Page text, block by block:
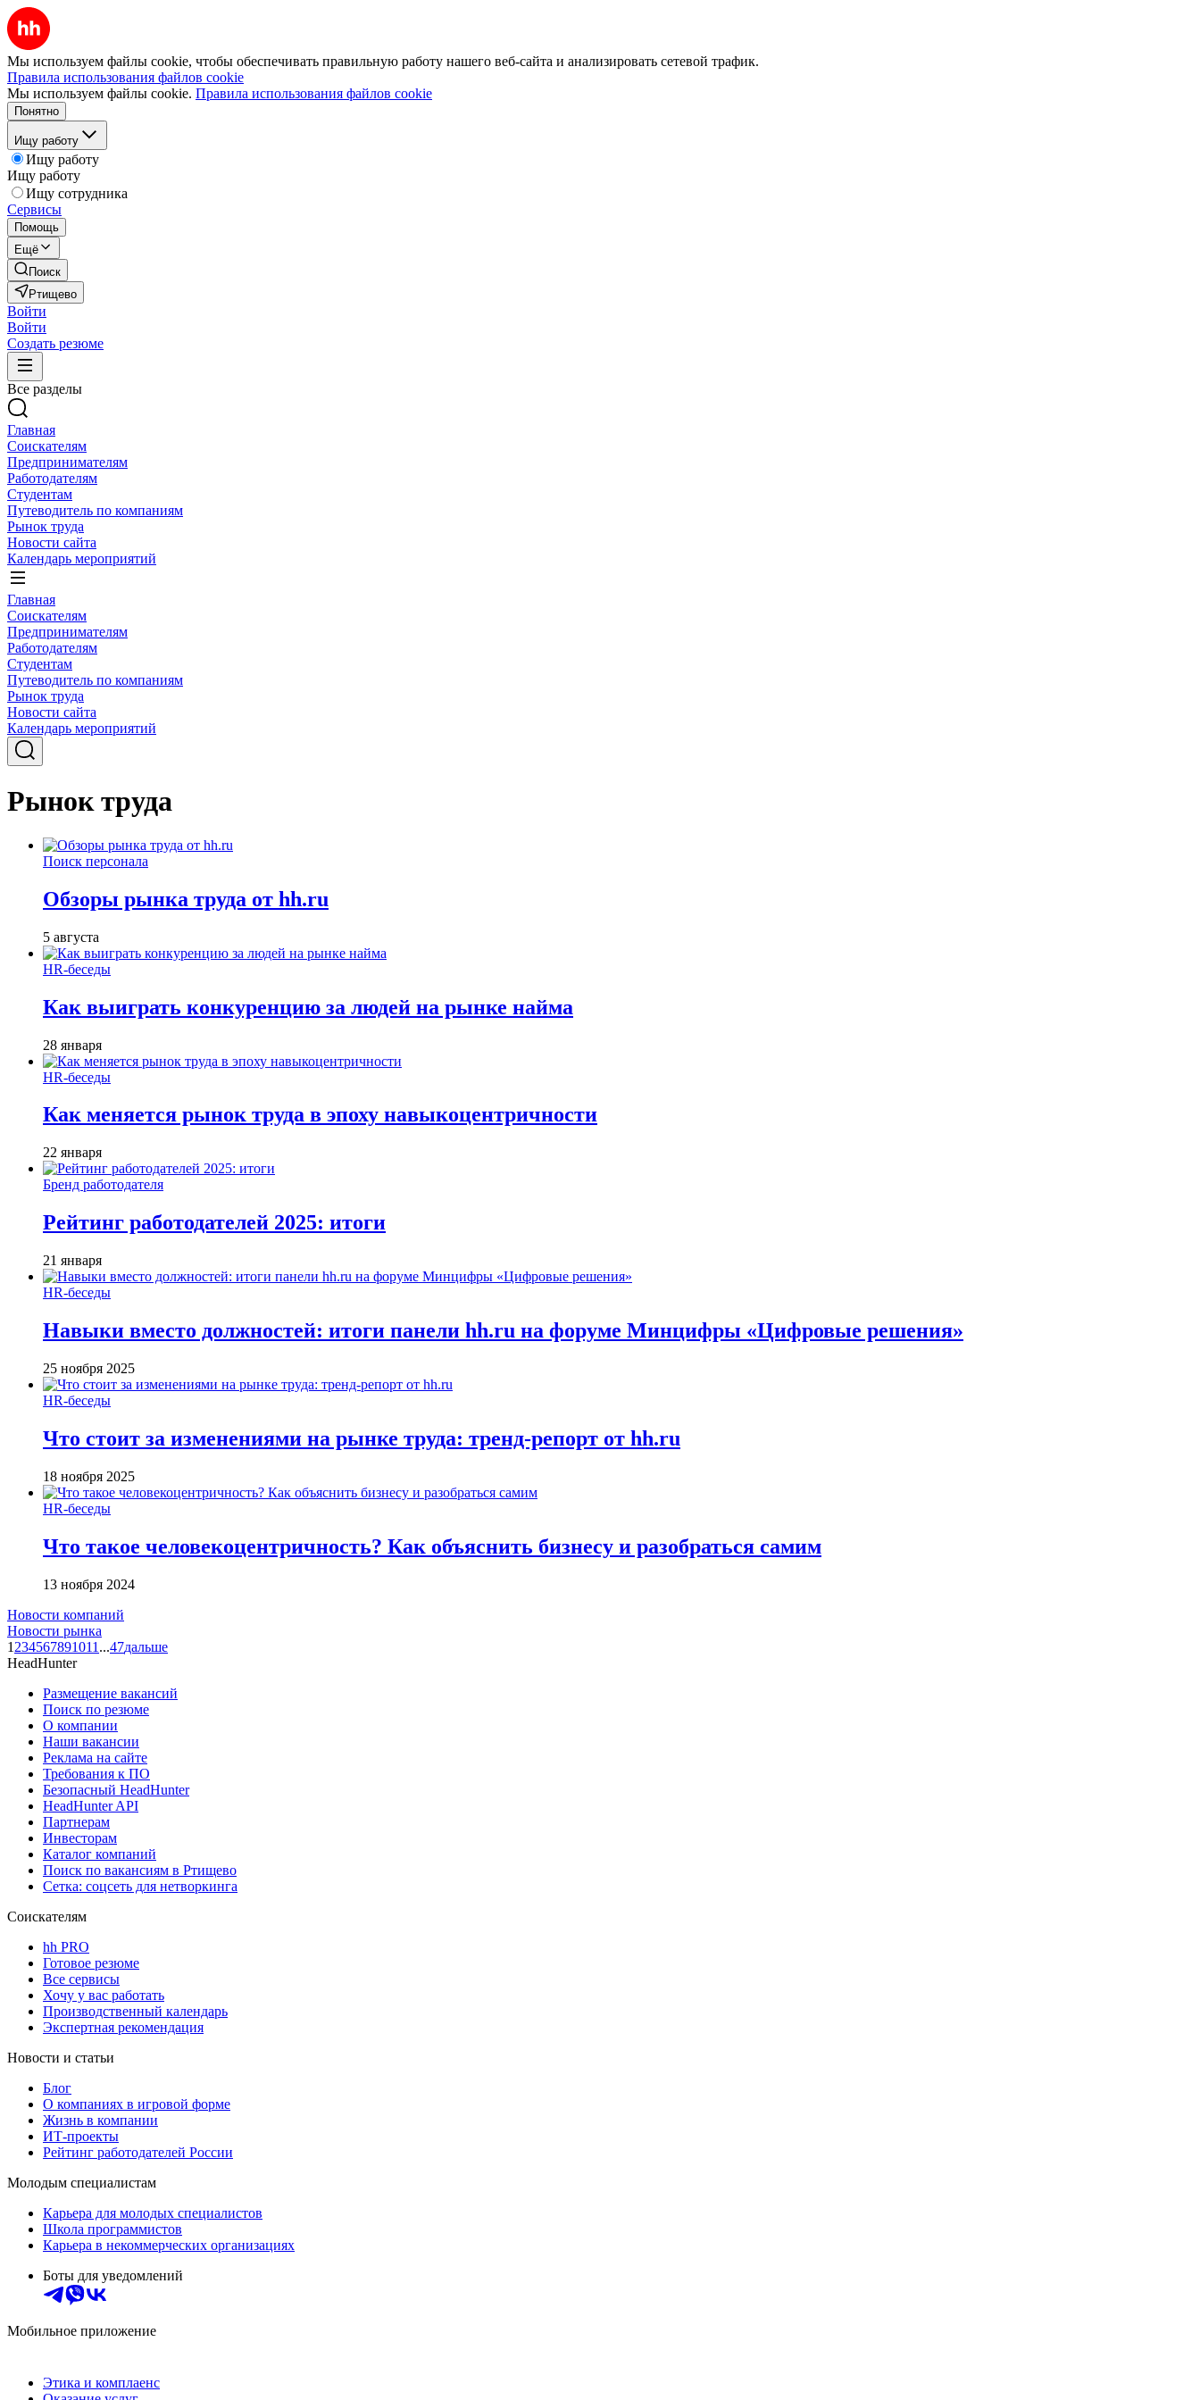
Мы используем файлы cookie, чтобы обеспечивать правильную работу нашего веб-сайта и анализировать сетевой трафик.
Правила использования файлов cookie
Мы используем файлы cookie. Правила использования файлов cookie
Понятно
Ищу работу
Ищу работу
Ищу работу
Ищу сотрудника
Сервисы
Помощь
Ещё
Поиск
Ртищево
Войти
Войти
Создать резюме
Все разделы
Главная
Соискателям
Предпринимателям
Работодателям
Студентам
Путеводитель по компаниям
Рынок труда
Новости сайта
Календарь мероприятий
Главная
Соискателям
Предпринимателям
Работодателям
Студентам
Путеводитель по компаниям
Рынок труда
Новости сайта
Календарь мероприятий
Рынок труда
Поиск персонала
Обзоры рынка труда от hh.ru
5 августа
HR-беседы
Как выиграть конкуренцию за людей на рынке найма
28 января
HR-беседы
Как меняется рынок труда в эпоху навыкоцентричности
22 января
Бренд работодателя
Рейтинг работодателей 2025: итоги
21 января
HR-беседы
Навыки вместо должностей: итоги панели hh.ru на форуме Минцифры «Цифровые решения»
25 ноября 2025
HR-беседы
Что стоит за изменениями на рынке труда: тренд-репорт от hh.ru
18 ноября 2025
HR-беседы
Что такое человеко­центричность? Как объяснить бизнесу и разобраться самим
13 ноября 2024
Новости компаний
Новости рынка
1 234567891011 ...47дальше
HeadHunter
Размещение вакансий
Поиск по резюме
О компании
Наши вакансии
Реклама на сайте
Требования к ПО
Безопасный HeadHunter
HeadHunter API
Партнерам
Инвесторам
Каталог компаний
Поиск по вакансиям в Ртищево
Сетка: соцсеть для нетворкинга
Соискателям
hh PRO
Готовое резюме
Все сервисы
Хочу у вас работать
Производственный календарь
Экспертная рекомендация
Новости и статьи
Блог
О компаниях в игровой форме
Жизнь в компании
ИТ-проекты
Рейтинг работодателей России
Молодым специалистам
Карьера для молодых специалистов
Школа программистов
Карьера в некоммерческих организациях
Боты для уведомлений
Мобильное приложение
Этика и комплаенс